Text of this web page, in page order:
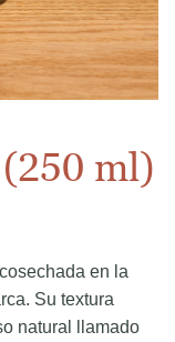
ml)
en la
Su textura
natural llamado